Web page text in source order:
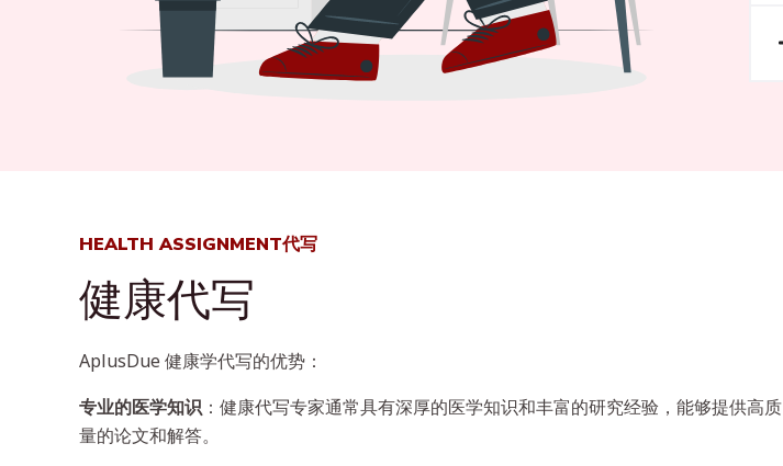
HEALTH ASSIGNMENT代写
健康代写
AplusDue 健康学代写的优势：
专业的医学知识 ：健康代写专家通常具有深厚的医学知识和丰富的研究经验，能够提供高质
量的论文和解答。